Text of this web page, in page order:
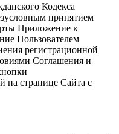
Кодекса
принятием
Приложение к
Пользователем
регистрационной
Соглашения и
на странице Сайта с